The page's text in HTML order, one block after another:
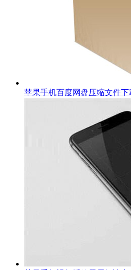
苹果手机百度网盘压缩文件下